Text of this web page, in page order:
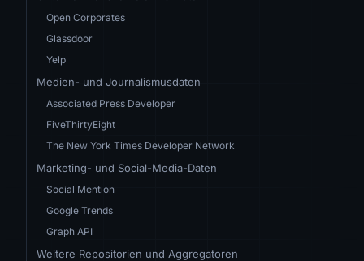
Open Corporates
Glassdoor
Yelp
Medien- und Journalismusdaten
Associated Press Developer
FiveThirtyEight
The New York Times Developer Network
Marketing- und Social-Media-Daten
Social Mention
Google Trends
Graph API
Weitere Repositorien und Aggregatoren